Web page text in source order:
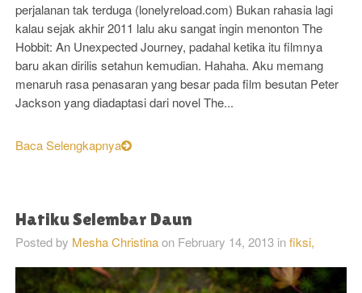
perjalanan tak terduga (lonelyreload.com) Bukan rahasia lagi
kalau sejak akhir 2011 lalu aku sangat ingin menonton The
Hobbit: An Unexpected Journey, padahal ketika itu filmnya
baru akan dirilis setahun kemudian. Hahaha. Aku memang
menaruh rasa penasaran yang besar pada film besutan Peter
Jackson yang diadaptasi dari novel The...
Baca Selengkapnya
Hatiku Selembar Daun
Posted by Mesha Christina on February 14, 2013 infiksi,